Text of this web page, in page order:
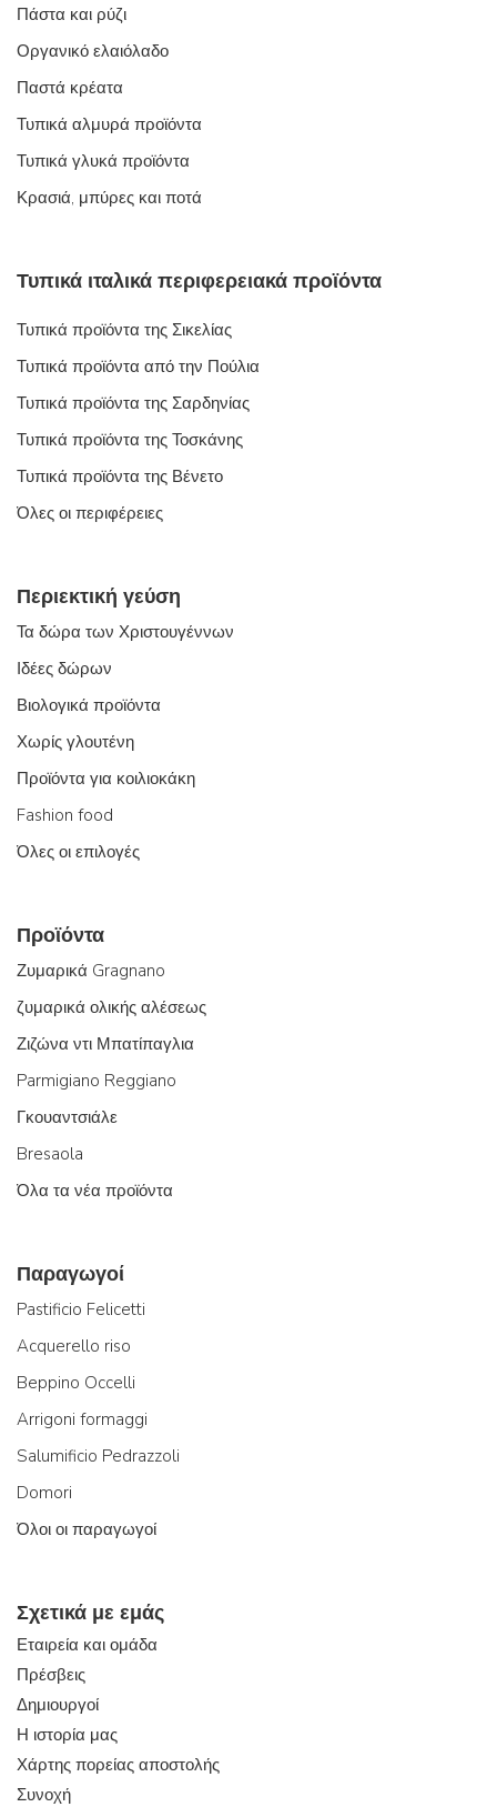
Πάστα και ρύζι
Οργανικό ελαιόλαδο
Παστά κρέατα
Τυπικά αλμυρά προϊόντα
Τυπικά γλυκά προϊόντα
Κρασιά, μπύρες και ποτά
Τυπικά ιταλικά περιφερειακά προϊόντα
Τυπικά προϊόντα της Σικελίας
Τυπικά προϊόντα από την Πούλια
Τυπικά προϊόντα της Σαρδηνίας
Τυπικά προϊόντα της Τοσκάνης
Τυπικά προϊόντα της Βένετο
Όλες οι περιφέρειες
Περιεκτική γεύση
Τα δώρα των Χριστουγέννων
Ιδέες δώρων
Βιολογικά προϊόντα
Χωρίς γλουτένη
Προϊόντα για κοιλιοκάκη
Fashion food
Όλες οι επιλογές
Προϊόντα
Ζυμαρικά Gragnano
ζυμαρικά ολικής αλέσεως
Ζιζώνα ντι Μπατίπαγλια
Parmigiano Reggiano
Γκουαντσιάλε
Bresaola
Όλα τα νέα προϊόντα
Παραγωγοί
Pastificio Felicetti
Acquerello riso
Beppino Occelli
Arrigoni formaggi
Salumificio Pedrazzoli
Domori
Όλοι οι παραγωγοί
Σχετικά με εμάς
Εταιρεία και ομάδα
Πρέσβεις
Δημιουργοί
Η ιστορία μας
Χάρτης πορείας αποστολής
Συνοχή